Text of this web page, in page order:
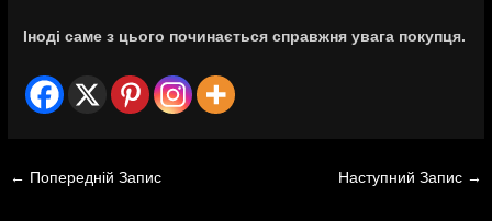
Іноді саме з цього починається справжня увага покупця.
← Попередній Запис Наступний Запис →